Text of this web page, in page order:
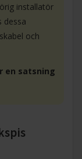
installatör
dessa
och
en satsning